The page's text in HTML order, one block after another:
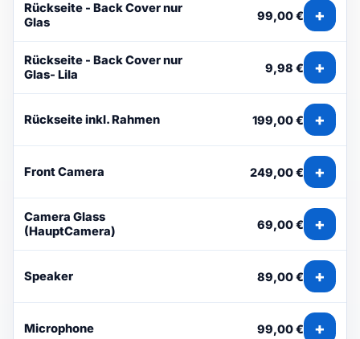
Rückseite - Back Cover nur
Glas
99,00 € +
Rückseite - Back Cover nur
Glas- Lila
9,98 € +
Rückseite inkl. Rahmen 199,00 € +
Front Camera 249,00 € +
Camera Glass
(HauptCamera)
69,00 € +
Speaker 89,00 € +
Microphone 99,00 € +